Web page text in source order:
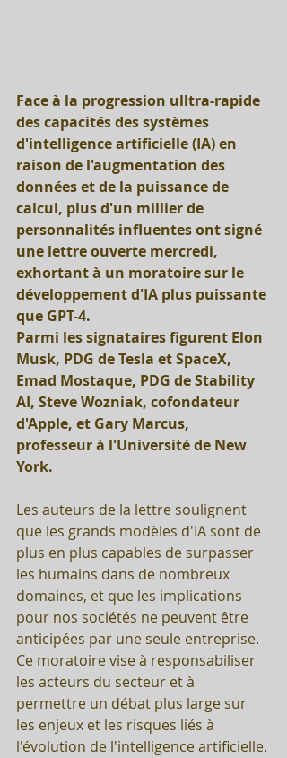
Face à la progression ulltra-rapide
des capacités des systèmes
d'intelligence artificielle (IA) en
raison de l'augmentation des
données et de la puissance de
calcul, plus d'un millier de
personnalités influentes ont signé
une lettre ouverte mercredi,
exhortant à un moratoire sur le
développement d'IA plus puissante
que GPT-4.
Parmi les signataires figurent Elon
Musk, PDG de Tesla et SpaceX,
Emad Mostaque, PDG de Stability
AI, Steve Wozniak, cofondateur
d'Apple, et Gary Marcus,
professeur à l'Université de New
York.
Les auteurs de la lettre soulignent
que les grands modèles d'IA sont de
plus en plus capables de surpasser
les humains dans de nombreux
domaines, et que les implications
pour nos sociétés ne peuvent être
anticipées par une seule entreprise.
Ce moratoire vise à responsabiliser
les acteurs du secteur et à
permettre un débat plus large sur
les enjeux et les risques liés à
l'évolution de l'intelligence artificielle.